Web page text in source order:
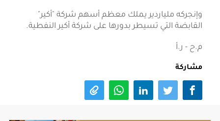
وإنجركه ملياردير يملك معظم أسهم شركة "أكير"
القابضة التي تسيطر بدورها على شركة أكير النفطية.
م.ح - ر.أ
مشاركة